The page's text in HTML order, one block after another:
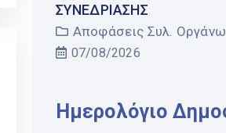
ΣΥΝΕΔΡΊΑΣΗΣ
Αποφάσεις Συλ.
07/08/2026
Ημερολόγιο